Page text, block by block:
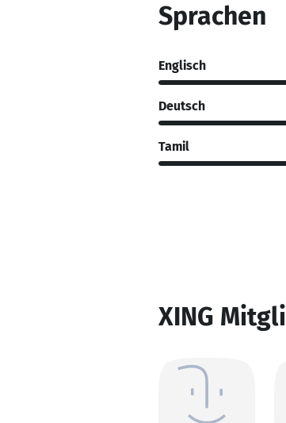
Sprachen
Englisch
Deutsch
Tamil
XING